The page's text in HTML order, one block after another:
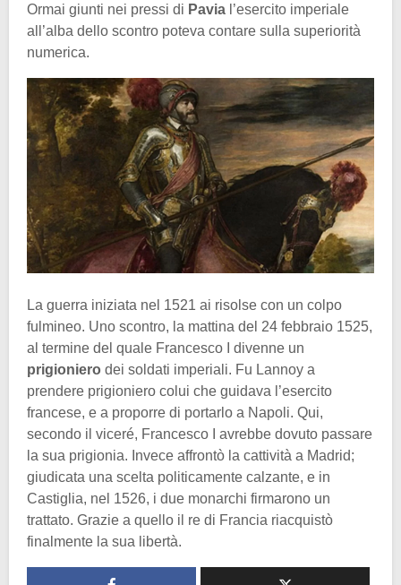
Ormai giunti nei pressi di Pavia l’esercito imperiale
all’alba dello scontro poteva contare sulla superiorità
numerica.
La guerra iniziata nel 1521 ai risolse con un colpo
fulmineo. Uno scontro, la mattina del 24 febbraio 1525,
al termine del quale Francesco I divenne un
prigioniero dei soldati imperiali. Fu Lannoy a
prendere prigioniero colui che guidava l’esercito
francese, e a proporre di portarlo a Napoli. Qui,
secondo il viceré, Francesco I avrebbe dovuto passare
la sua prigionia. Invece affrontò la cattività a Madrid;
giudicata una scelta politicamente calzante, e in
Castiglia, nel 1526, i due monarchi firmarono un
trattato. Grazie a quello il re di Francia riacquistò
finalmente la sua libertà.